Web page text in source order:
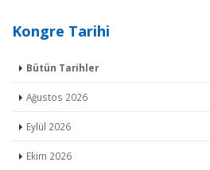
Kongre Tarihi
Bütün Tarihler
Ağustos 2026
Eylül 2026
Ekim 2026